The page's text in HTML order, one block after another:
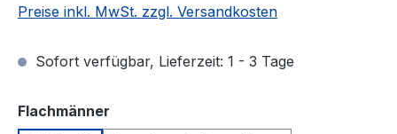
Preise inkl. MwSt. zzgl. Versandkosten
Sofort verfügbar, Lieferzeit: 1 - 3 Tage
Flachmänner